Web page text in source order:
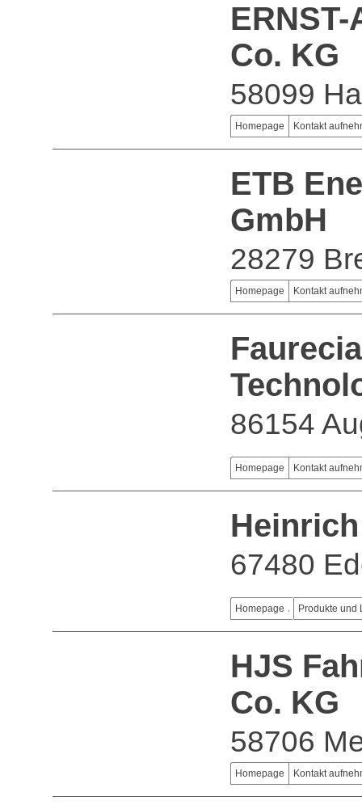
Co. KG
58099
Homepage Kontakt
ETB
GmbH
28279
Homepage Kontakt
86154
Homepage Kontakt
67480
Homepage Produkte und
HJS
Co. KG
58706
Homepage Kontakt